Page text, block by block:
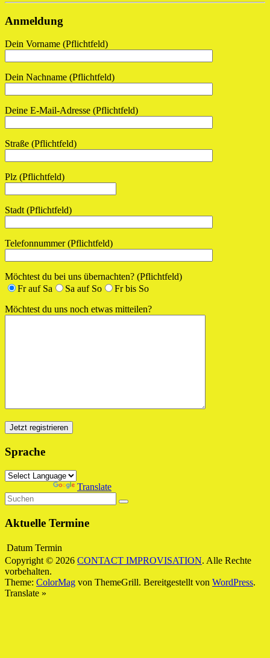
Anmeldung
Dein Vorname (Pflichtfeld)
Dein Nachname (Pflichtfeld)
Deine E-Mail-Adresse (Pflichtfeld)
Straße (Pflichtfeld)
Plz (Pflichtfeld)
Stadt (Pflichtfeld)
Telefonnummer (Pflichtfeld)
Möchtest du bei uns übernachten? (Pflichtfeld)
Fr auf Sa
Sa auf So
Fr bis So
Möchtest du uns noch etwas mitteilen?
Sprache
Translate
Aktuelle Termine
Datum Termin
Copyright © 2026 CONTACT IMPROVISATION. Alle Rechte
vorbehalten.
Theme: ColorMag von ThemeGrill. Bereitgestellt von WordPress.
Translate »